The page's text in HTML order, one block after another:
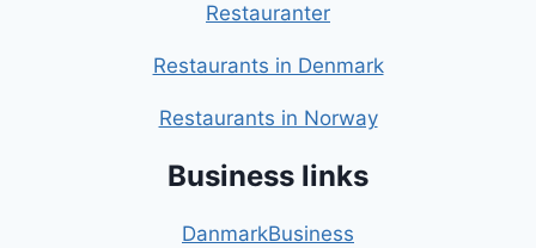
Restauranter
Restaurants in Denmark
Restaurants in Norway
Business links
DanmarkBusiness